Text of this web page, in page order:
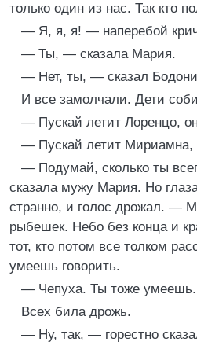
только один из нас. Так кто
— Я, я, я! — наперебой
— Ты, — сказала Мария.
— Нет, ты, — сказал
И все замолчали. Дети
— Пускай летит Лоренцо,
— Пускай летит Мириамна,
— Подумай, сколько ты
сказала мужу Мария. Но
странно, и голос дрожал. —
рыбешек. Небо без конца и
тот, кто потом все толком
умеешь говорить.
— Чепуха. Ты тоже умеешь.
Всех била дрожь.
— Ну, так, — горестно